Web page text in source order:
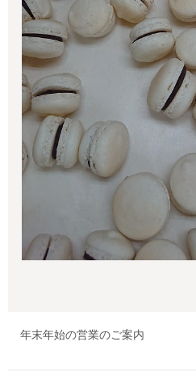
年末年始の営業のご案内